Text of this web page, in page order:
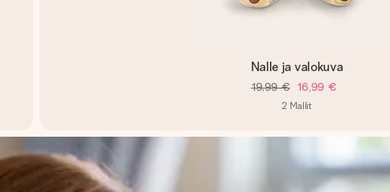
Nalle ja valokuva
19,99 € 16,99 €
2 Mallit